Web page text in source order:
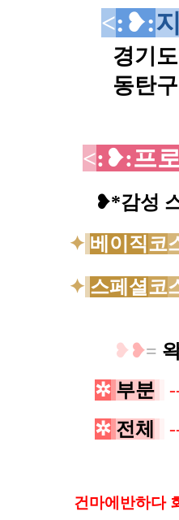
<:❥:
경기
동탄
<:❥:프
❥*감성
✦ 베이직코
✦ 스페셜 코
❥ ❥=
✲ 부분
✲ 전체
건마에반하다